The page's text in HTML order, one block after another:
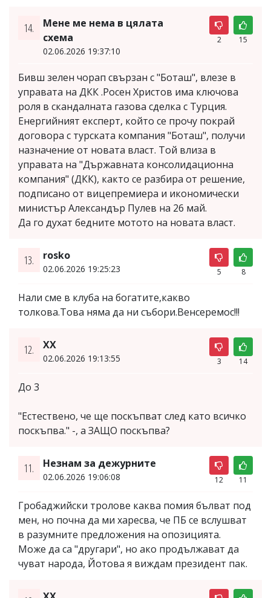
14.
Мене ме нема в цялата
схема
02.06.2026 19:37:10
2 15
Бивш зелен чорап свързан с "Боташ", влезе в
управата на ДКК .Росен Христов има ключова
роля в скандалната газова сделка с Турция.
Енергийният експерт, който се прочу покрай
договора с турската компания "Боташ", получи
назначение от новата власт. Той влиза в
управата на "Държавната консолидационна
компания" (ДКК), както се разбира от решение,
подписано от вицепремиера и икономически
министър Александър Пулев на 26 май.
Да го духат бедните мотото на новата власт.
13. rosko
02.06.2026 19:25:23 5 8
Haли сме в клуба на богатите,какво
толкова.Това няма да ни събори.Венсеремос!!!
12. XX
02.06.2026 19:13:55 3 14
До 3
"Естествено, че ще поскъпват след като всичко
поскъпва." -, а ЗАЩО поскъпва?
11. Незнам за дежурните
02.06.2026 19:06:08 12 11
Гробаджийски тролове каква помия бълват под
мен, но почна да ми харесва, че ПБ се вслушват
в разумните предложения на опозицията.
Може да са "другари", но ако продължават да
чуват народа, Йотова я виждам президент пак.